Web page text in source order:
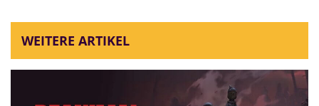
WEITERE ARTIKEL